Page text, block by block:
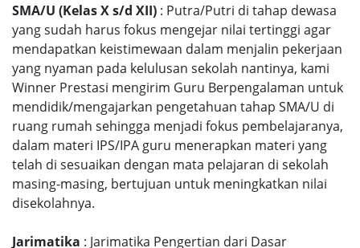
SMA/U (Kelas X s/d XII) : Putra/Putri di tahap dewasa
yang sudah harus fokus mengejar nilai tertinggi agar
mendapatkan keistimewaan dalam menjalin pekerjaan
yang nyaman pada kelulusan sekolah nantinya, kami
Winner Prestasi mengirim Guru Berpengalaman untuk
mendidik/mengajarkan pengetahuan tahap SMA/U di
ruang rumah sehingga menjadi fokus pembelajaranya,
dalam materi IPS/IPA guru menerapkan materi yang
telah di sesuaikan dengan mata pelajaran di sekolah
masing-masing, bertujuan untuk meningkatkan nilai
disekolahnya.
Jarimatika : Jarimatika Pengertian dari Dasar